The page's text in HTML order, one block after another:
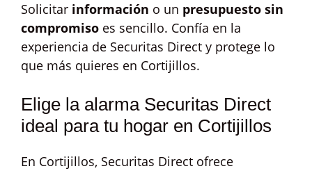
Solicitar información o un presupuesto sin
compromiso es sencillo. Confía en la
experiencia de Securitas Direct y protege lo
que más quieres en Cortijillos.
Elige la alarma Securitas Direct
ideal para tu hogar en Cortijillos
En Cortijillos, Securitas Direct ofrece